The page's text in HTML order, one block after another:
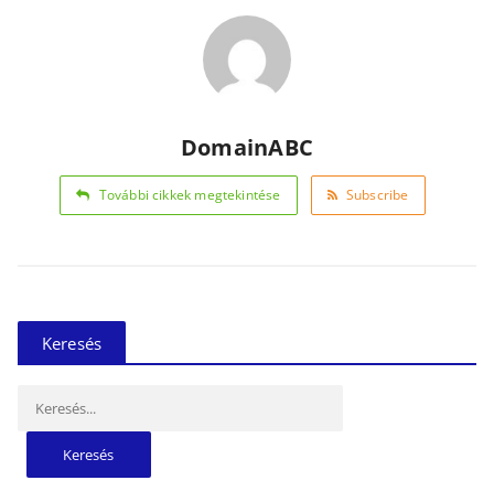
DomainABC
További cikkek megtekintése Subscribe
Keresés